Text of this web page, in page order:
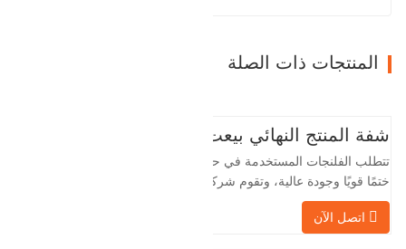
المنتجات ذات الصلة
شفة المنتج النهائي بيعت
تتطلب الفلنجات المستخدمة في حقول النفط
الخاصة بنا بمعالجة الفلنجات في حقول النفط
لسنوات عديدة وتقوم بتصديرها بشكل غير
اتصل الآن